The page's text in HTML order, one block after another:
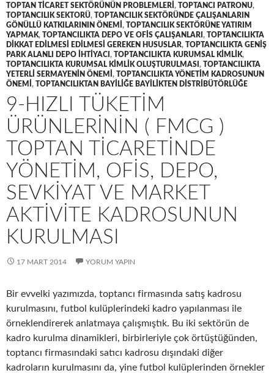
TOPTAN TICARET SEKTÖRÜNÜN PROBLEMLERI , TOPTANCI PATRONU,
TOPTANCILIK SEKTORÜ, TOPTANCILIK SEKTÖRÜNDE ÇALIŞANLARIN
GÖNÜLLÜ KATKILARININ ÖNEMI , TOPTANCILIK SEKTÖRÜNE YATIRIM
YAPMAK, TOPTANCILIKTA DEPO VE OFIS ÇALIŞANLARI , TOPTANCILIKTA
DIKKAT EDILMESI EDILMESI GEREKEN HUSUSLAR, TOPTANCILIKTA GENIŞ
PARK ALANLI DEPO IHTIYACI , TOPTANCILIKTA KURUMSAL KIMLIK,
TOPTANCILIKTA KURUMSAL KIMLIK OLUŞTURULMASI , TOPTANCILIKTA
YETERLI SERMAYENIN ÖNEMI , TOPTANCILIKTA YÖNETIM KADROSUNUN
ÖNEMI , TOPTANCILIKTAN BAYILIĞE BAYILIKTEN DISTRIBÜTÖRLÜĞE
9-HIZLI TÜKETIM
ÜRÜNLERININ ( FMCG )
TOPTAN TICARETINDE
YÖNETIM, OFIS, DEPO,
SEVKIYAT VE MARKET
AKTIVITE KADROSUNUN
KURULMASI
17 MART 2014 YORUM YAPIN
Bir evvelki yazımızda, toptancı firmasında satış kadrosu
kurulmasını, futbol kulüplerindeki kadro yapılanması ile
örneklendirerek anlatmaya çalışmıştık. Bu iki sektörün de
kadro kurulma dinamikleri, birbirleriyle çok örtüştüğünden,
toptancı firmasındaki satıcı kadrosu dışındaki diğer
kadroların kurulmasını da, yine futbol kulüplerinden örnekler